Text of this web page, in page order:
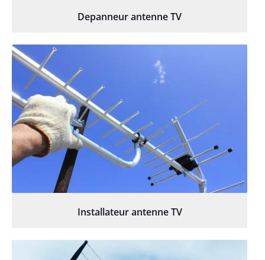
Depanneur antenne TV
Installateur antenne TV